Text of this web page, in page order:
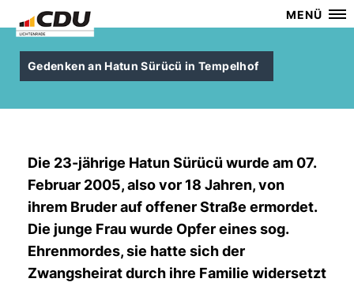
MENÜ
Gedenken an Hatun Sürücü in Tempelhof
Die 23-jährige Hatun Sürücü wurde am 07.
Februar 2005, also vor 18 Jahren, von
ihrem Bruder auf offener Straße ermordet.
Die junge Frau wurde Opfer eines sog.
Ehrenmordes, sie hatte sich der
Zwangsheirat durch ihre Familie widersetzt